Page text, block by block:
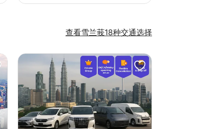
查看雪兰莪18种交通选择